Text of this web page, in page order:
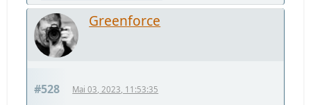
Greenforce
#528 Mai 03, 2023, 11:53:35